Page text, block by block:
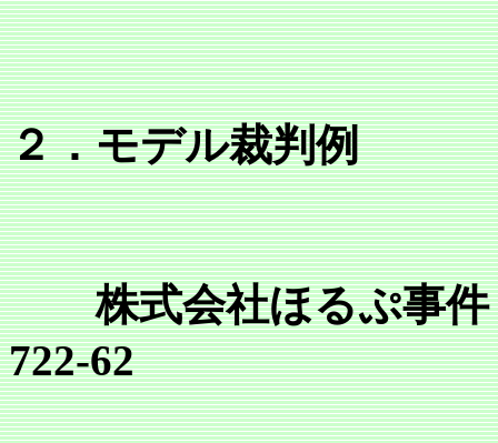
２．モデル裁判例
株式会社ほるぷ事件
722‐62